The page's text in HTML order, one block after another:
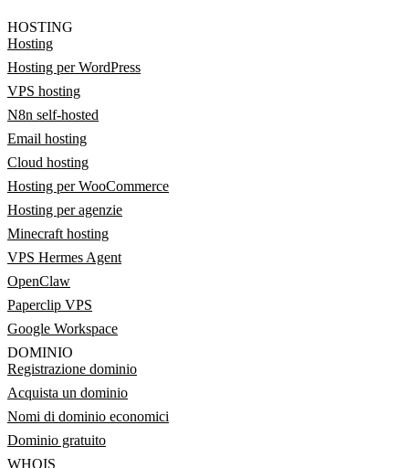
HOSTING
Hosting
Hosting per WordPress
VPS hosting
N8n self-hosted
Email hosting
Cloud hosting
Hosting per WooCommerce
Hosting per agenzie
Minecraft hosting
VPS Hermes Agent
OpenClaw
Paperclip VPS
Google Workspace
DOMINIO
Registrazione dominio
Acquista un dominio
Nomi di dominio economici
Dominio gratuito
WHOIS